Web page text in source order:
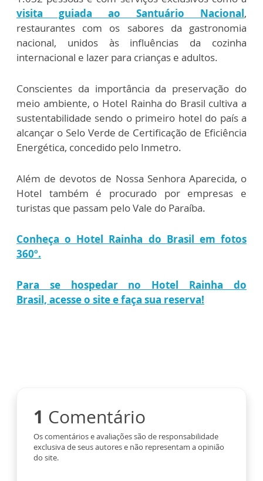
visita guiada ao Santuário Nacional,
restaurantes com os sabores da gastronomia
nacional, unidos às influências da cozinha
internacional e lazer para crianças e adultos.
Conscientes da importância da preservação do
meio ambiente, o Hotel Rainha do Brasil cultiva a
sustentabilidade sendo o primeiro hotel do país a
alcançar o Selo Verde de Certificação de Eficiência
Energética, concedido pelo Inmetro.
Além de devotos de Nossa Senhora Aparecida, o
Hotel também é procurado por empresas e
turistas que passam pelo Vale do Paraíba.
Conheça o Hotel Rainha do Brasil em fotos
360º.
Para se hospedar no Hotel Rainha do
Brasil, acesse o site e faça sua reserva!
1 Comentário
Os comentários e avaliações são de responsabilidade
exclusiva de seus autores e não representam a opinião
do site.